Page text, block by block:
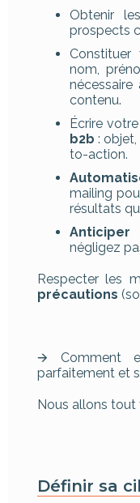
Obtenir
prospects
Constituer
nom,
contenu.
Écrire
b2b :
to-action.
mailing
résultats
Anticiper
négligez
Respecter les
précautions
🡪 Comment
parfaitement et
Nous allons tout
Définir sa